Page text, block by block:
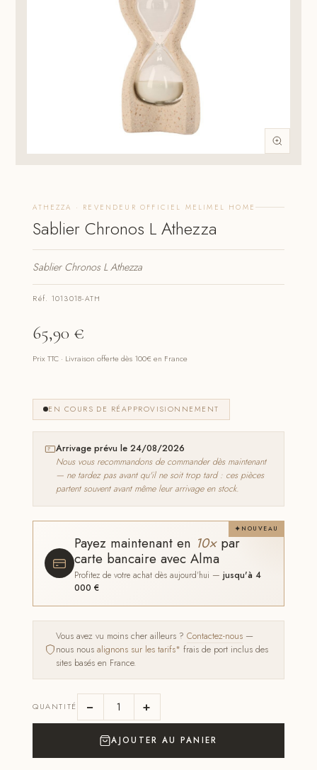
ATHEZZA · REVENDEUR OFFICIEL MELIMEL HOME
Sablier Chronos L Athezza
Sablier Chronos L Athezza
Réf. 1013018-ATH
65,90 €
Prix TTC · Livraison offerte dès 100€ en France
EN COURS DE RÉAPPROVISIONNEMENT
Arrivage prévu le 24/08/2026
Nous vous recommandons de commander dès maintenant
— ne tardez pas avant qu'il ne soit trop tard : ces pièces
partent souvent avant même leur arrivage en stock.
NOUVEAU
Payez maintenant en 10×par
carte bancaire avec Alma
Profitez de votre achat dès aujourd'hui —jusqu'à 4
000 €
Vous avez vu moins cher ailleurs ?Contactez-nous —
nous nousalignons sur les tarifs* frais de port inclus des
sites basés en France.
QUANTITÉ − +
AJOUTER AU PANIER